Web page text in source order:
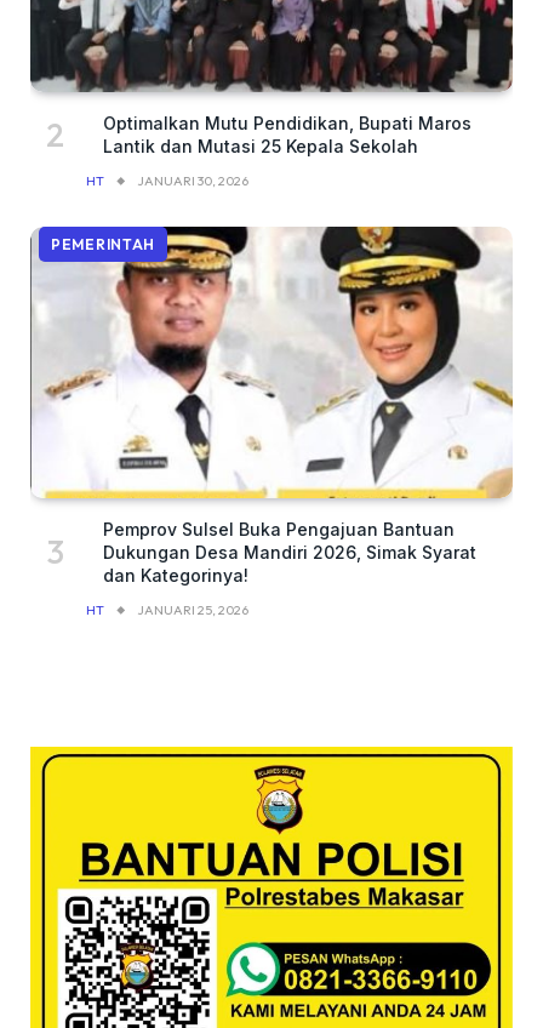
Optimalkan Mutu Pendidikan, Bupati Maros
Lantik dan Mutasi 25 Kepala Sekolah
HT JANUARI 30, 2026
PEMERINTAH
Pemprov Sulsel Buka Pengajuan Bantuan
Dukungan Desa Mandiri 2026, Simak Syarat
dan Kategorinya!
HT JANUARI 25, 2026